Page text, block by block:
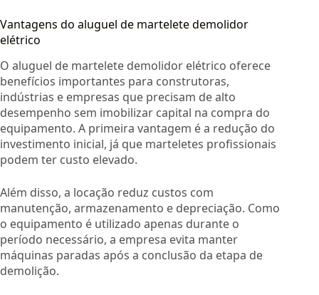
Vantagens do aluguel de martelete demolidor
elétrico
O aluguel de martelete demolidor elétrico oferece
benefícios importantes para construtoras,
indústrias e empresas que precisam de alto
desempenho sem imobilizar capital na compra do
equipamento. A primeira vantagem é a redução do
investimento inicial, já que marteletes profissionais
podem ter custo elevado.
Além disso, a locação reduz custos com
manutenção, armazenamento e depreciação. Como
o equipamento é utilizado apenas durante o
período necessário, a empresa evita manter
máquinas paradas após a conclusão da etapa de
demolição.